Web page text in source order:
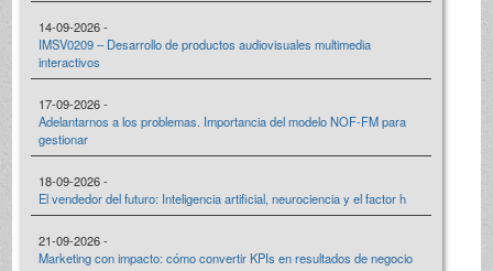
14-09-2026 -
IMSV0209 – Desarrollo de productos audiovisuales multimedia
interactivos
17-09-2026 -
Adelantarnos a los problemas. Importancia del modelo NOF-FM para
gestionar
18-09-2026 -
El vendedor del futuro: Inteligencia artificial, neurociencia y el factor h
21-09-2026 -
Marketing con impacto: cómo convertir KPIs en resultados de negocio